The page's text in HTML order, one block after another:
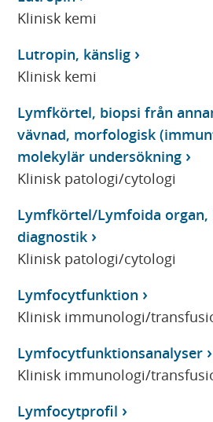
Klinisk kemi
Lutropin, känslig
Klinisk kemi
Lymfkörtel, biopsi från
vävnad, morfologisk
molekylär undersökning
Klinisk patologi/cytologi
Lymfkörtel/Lymfoida
diagnostik
Klinisk patologi/cytologi
Lymfocytfunktion
Klinisk immunologi/
Lymfocytfunktionsanalyser
Klinisk immunologi/
Lymfocytprofil